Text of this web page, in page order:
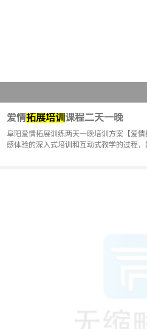
爱情拓展培训 课程二天一晚
阜阳爱情拓展训练两天一晚培训方案【爱
感体验的深入式培训和互动式教学的过程